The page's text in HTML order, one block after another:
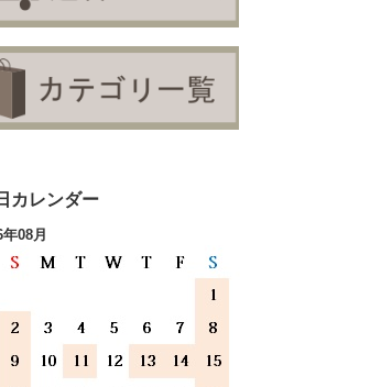
カレンダー
08月